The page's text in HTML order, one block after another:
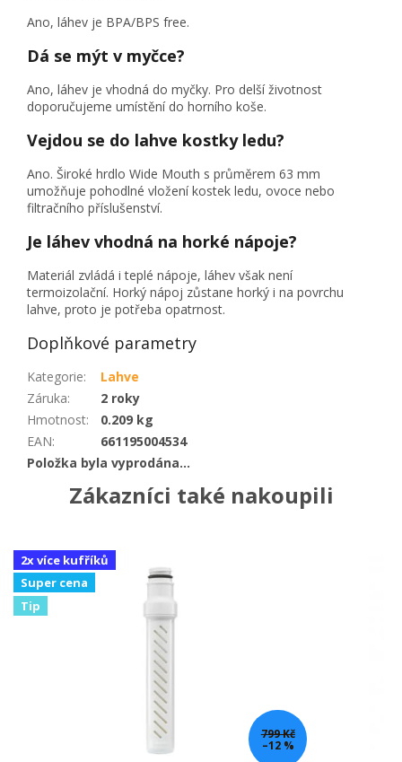
Ano, láhev je BPA/BPS free.
Dá se mýt v myčce?
Ano, láhev je vhodná do myčky. Pro delší životnost
doporučujeme umístění do horního koše.
Vejdou se do lahve kostky ledu?
Ano. Široké hrdlo Wide Mouth s průměrem 63 mm
umožňuje pohodlné vložení kostek ledu, ovoce nebo
filtračního příslušenství.
Je láhev vhodná na horké nápoje?
Materiál zvládá i teplé nápoje, láhev však není
termoizolační. Horký nápoj zůstane horký i na povrchu
lahve, proto je potřeba opatrnost.
Doplňkové parametry
Kategorie:
Lahve
Záruka:
2 roky
Hmotnost:
0.209 kg
EAN:
661195004534
Položka byla vyprodána…
Zákazníci také nakoupili
2x více kufříků
Super cena
Tip
799 Kč
–12 %